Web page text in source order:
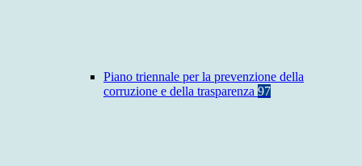
Piano triennale per la prevenzione della
corruzione e della trasparenza 97